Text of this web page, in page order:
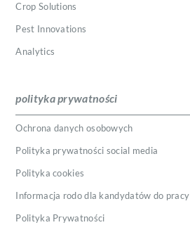
Crop Solutions
Pest Innovations
Analytics
polityka prywatności
Ochrona danych osobowych
Polityka prywatności social media
Polityka cookies
Informacja rodo dla kandydatów do pracy
Polityka Prywatności